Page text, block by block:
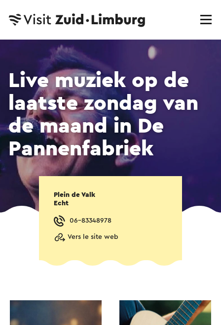
Live muziek op de
laatste zondag van
de maand in De
Pannenfabriek
Plein de Valk
Echt
06-83348978
Vers le site web